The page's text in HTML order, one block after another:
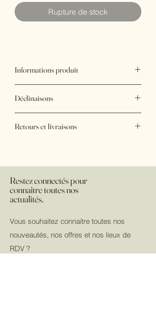
Rupture de stock
Informations produit
Déclinaisons
Retours et livraisons
Restez connectés pour
connaitre toutes nos
actualités.
Vous souhaitez connaitre toutes nos
nouveautés, nos offres et nos lieux de
RDV ?